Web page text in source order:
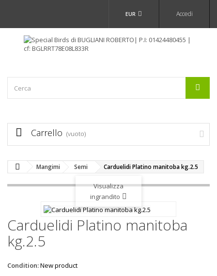
Accedi
EUR
Carrello (vuoto)
Mangimi Semi Carduelidi Platino manitoba kg.2.5
Visualizza
ingrandito
Carduelidi Platino manitoba
kg.2.5
Condition:New product